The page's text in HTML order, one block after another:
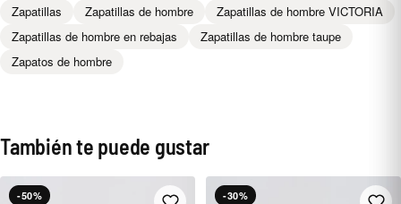
Zapatillas
Zapatillas de hombre
Zapatillas de hombre VICTORIA
Zapatillas de hombre en rebajas
Zapatillas de hombre taupe
Zapatos de hombre
También te puede gustar
-50% -30%